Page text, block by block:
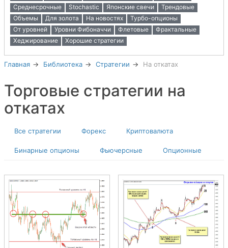
Среднесрочные
Stochastic Японские свечи
Трендовые
Объемы
Для золота На новостях
Турбо-опционы
От уровней
Уровни Фибоначчи Флетовые
Фрактальные
Хеджирование
Хорошие стратегии
Главная Библиотека Стратегии На откатах
Торговые стратегии на
откатах
Все стратегии Форекс Криптовалюта
Бинарные опционы Фьючерсные Опционные